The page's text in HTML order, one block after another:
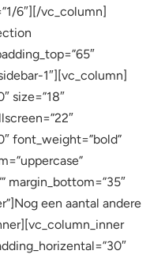
6″][/vc_column]
1″][vc_column]
size=”18″
font_weight=”bold”
margin_bottom=”35″
een aantal andere